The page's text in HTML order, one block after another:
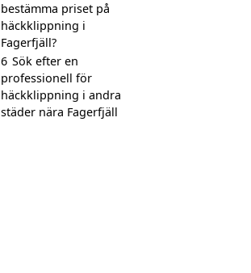
bestämma priset på
häckklippning i
Fagerfjäll?
6 Sök efter en
professionell för
häckklippning i andra
städer nära Fagerfjäll